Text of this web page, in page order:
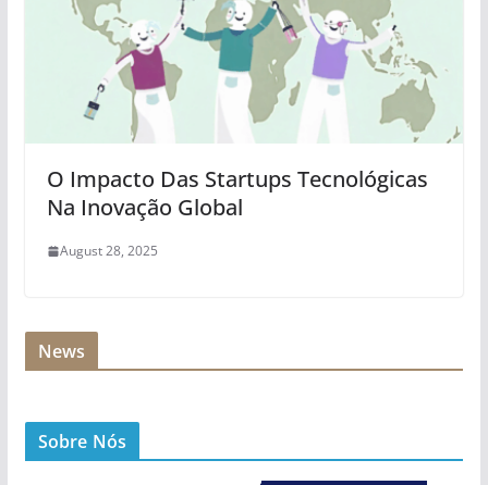
O Impacto Das Startups Tecnológicas
Na Inovação Global
August 28, 2025
News
Sobre Nós